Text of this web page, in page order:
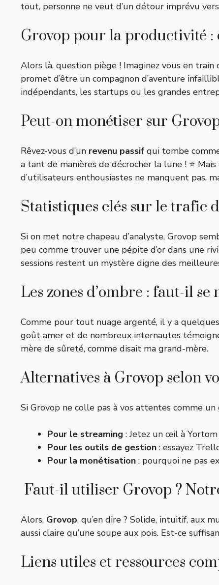
tout, personne ne veut d’un détour imprévu
Grovop pour la productivité :
Alors là, question piège ! Imaginez vous en
promet d’être un compagnon d’aventure
indépendants, les startups ou les grandes
Peut-on monétiser sur
Rêvez-vous d’un revenu passif qui tombe
a tant de manières de décrocher la lune ! ⭐️
d’utilisateurs enthousiastes ne manquent pas,
Statistiques clés sur le trafic
Si on met notre chapeau d’analyste, Grovop
peu comme trouver une pépite d’or dans une
sessions restent un mystère digne des
Les zones d’ombre : faut-il
Comme pour tout nuage argenté, il y a quelques
goût amer et de nombreux internautes
mère de sûreté, comme disait ma grand-mère.
Alternatives à Grovop selon
Si Grovop ne colle pas à vos attentes comme
Pour le streaming : Jetez un œil à
Pour les outils de gestion : essayez
Pour la monétisation : pourquoi ne pas
Faut-il utiliser Grovop ?
Alors, Grovop, qu’en dire ? Solide, intuitif, aux
aussi claire qu’une soupe aux pois. Est-ce
Liens utiles et ressources